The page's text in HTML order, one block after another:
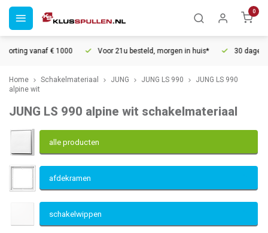
0
Voor 21u besteld, morgen in huis* 30 dagen retourrecht
Home Schakelmateriaal JUNG JUNG LS 990
JUNG LS 990
alpine wit
JUNG LS 990 alpine wit schakelmateriaal
alle producten
afdekramen
schakelwippen